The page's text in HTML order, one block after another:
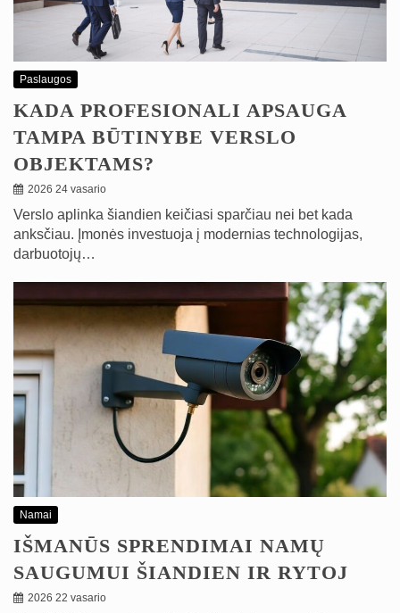
Paslaugos
KADA PROFESIONALI APSAUGA
TAMPA BŪTINYBE VERSLO
OBJEKTAMS?
2026 24 vasario
Verslo aplinka šiandien keičiasi sparčiau nei bet kada
anksčiau. Įmonės investuoja į modernias technologijas,
darbuotojų…
Namai
IŠMANŪS SPRENDIMAI NAMŲ
SAUGUMUI ŠIANDIEN IR RYTOJ
2026 22 vasario